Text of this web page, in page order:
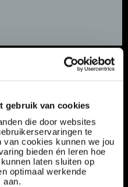
gebruik van cookies
die door websites
te
van cookies kunnen we jou
bieden én leren hoe
laten sluiten op
optimaal werkende
aan.
Onderhoud aan
- €4.000